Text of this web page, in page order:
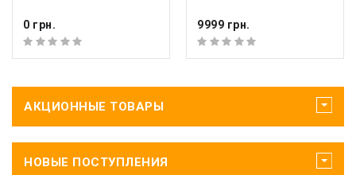
0 грн. 9999 грн.
АКЦИОННЫЕ ТОВАРЫ
НОВЫЕ ПОСТУПЛЕНИЯ